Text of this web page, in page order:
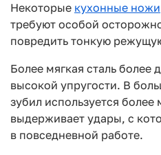
Некоторые кухонные ножи
требуют особой
повредить тонкую
Более мягкая сталь более
высокой упругости. В
зубил используется более
выдерживает удары, с
в повседневной работе.